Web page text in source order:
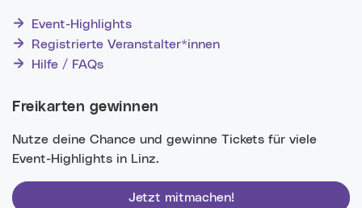
Event-Highlights
Registrierte Veranstalter*innen
Hilfe / FAQs
Freikarten gewinnen
Nutze deine Chance und gewinne Tickets für viele
Event-Highlights in Linz.
Jetzt mitmachen!